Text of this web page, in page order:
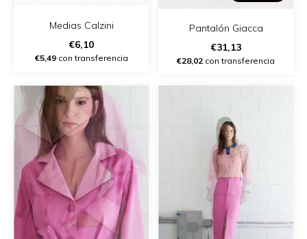
Medias Calzini
€6,10
€5,49con transferencia
Pantalón Giacca
€31,13
€28,02 con transferencia